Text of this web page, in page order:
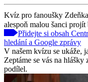
Kvíz pro fanoušky
alespoň malou šanci projít
Přidejte si obsah
hledání a Google zprávy
V našem kvízu se ukáže,
Zeptáme se vás na
podílel.